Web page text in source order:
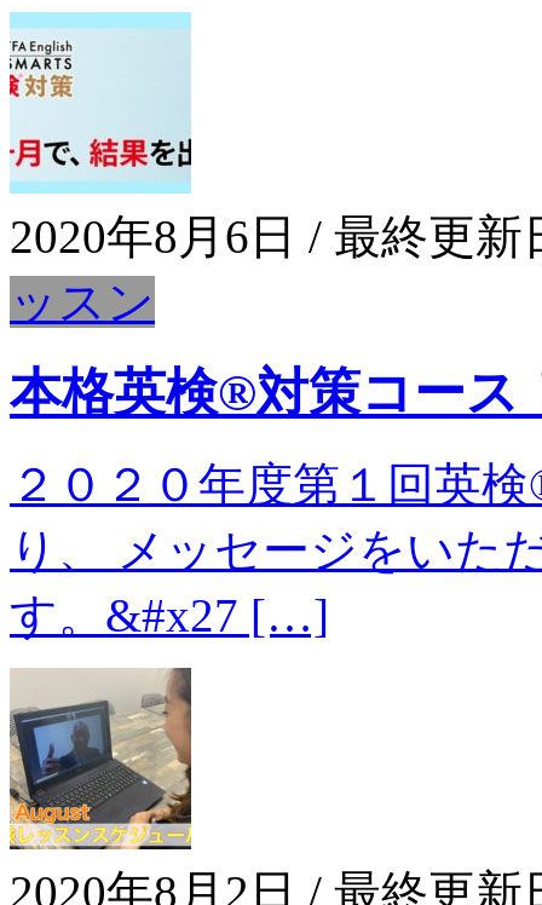
2020年8月6日 / 最終更
ッスン
本格英検®対策コース
２０２０年度第１回英
り、 メッセージをいた
す。&#x27 […]
2020年8月2日 / 最終更